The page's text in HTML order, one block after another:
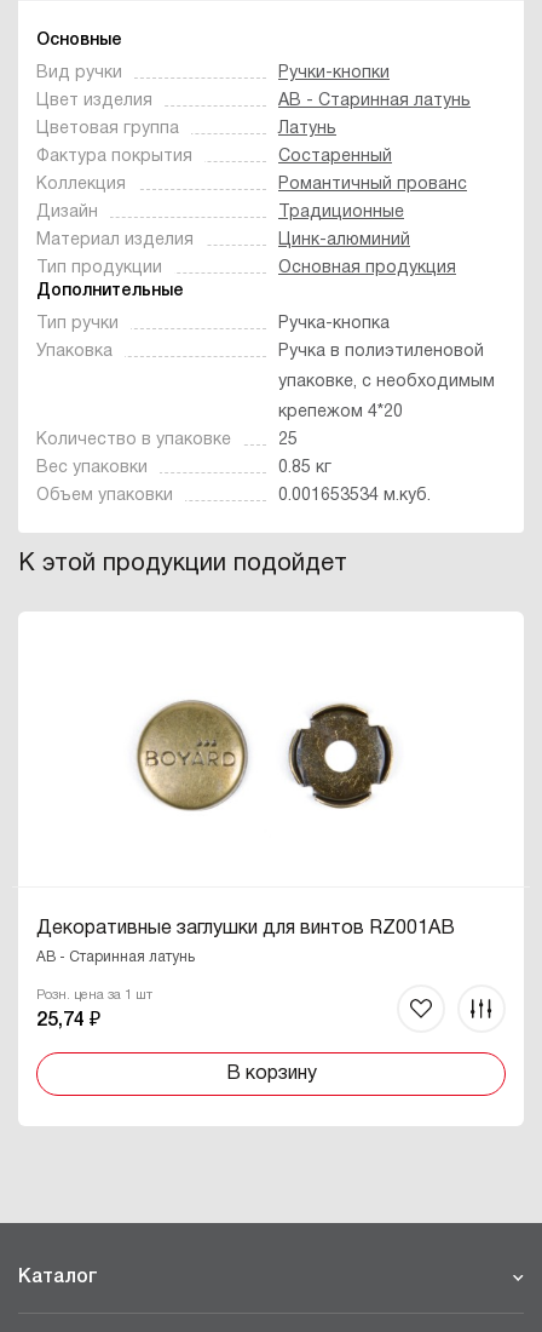
Основные
Вид ручки
Ручки-кнопки
Цвет изделия
AB - Старинная латунь
Цветовая группа
Латунь
Фактура покрытия
Состаренный
Коллекция
Романтичный прованс
Дизайн
Традиционные
Материал изделия
Цинк-алюминий
Тип продукции
Основная продукция
Дополнительные
Тип ручки
Ручка-кнопка
Упаковка
Ручка в полиэтиленовой
упаковке, с необходимым
крепежом 4*20
Количество в упаковке
25
Вес упаковки
0.85 кг
Объем упаковки
0.001653534 м.куб.
К этой продукции подойдет
Декоративные заглушки для винтов RZ001AB
AB - Старинная латунь
Розн. цена за 1 шт
25,74 ₽
В корзину
Каталог